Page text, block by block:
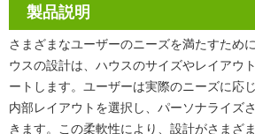
製品説明
さまざまなユーザーのニーズを満たすため
ウスの設計は、ハウスのサイズやレイアウ
ートします。ユーザーは実際のニーズに応
内部レイアウトを選択し、パーソナライズ
きます。この柔軟性により、設計がさまざ